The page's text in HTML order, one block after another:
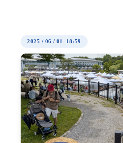
2025 / 06 / 01 18:59